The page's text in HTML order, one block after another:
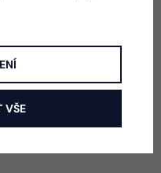
letní beach set bílý
vybrat správnou velikost?
VŠE